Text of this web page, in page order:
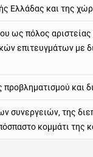
Ελλάδας και της
ως πόλος
επιτευγμάτων με
προβληματισμού και
συνεργειών, της
κομμάτι της